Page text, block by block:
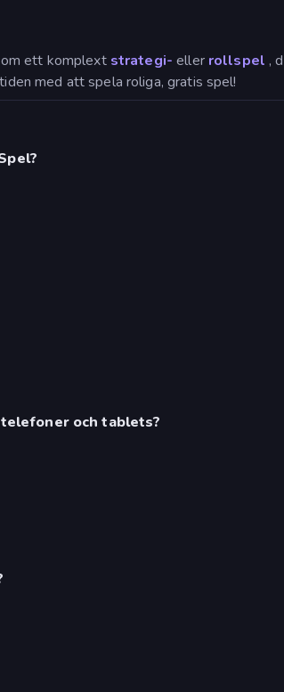
ett komplext strategi- eller rollspel ,
med att spela roliga, gratis spel!
och tablets?